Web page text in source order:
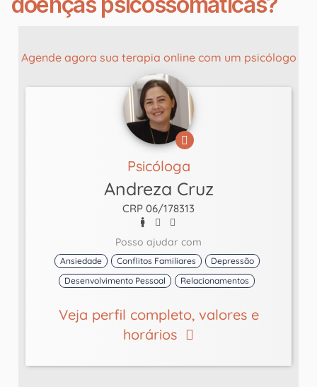
Agende agora sua terapia online com um psicólogo
Psicóloga
Andreza Cruz
CRP 06/178313
Posso ajudar com
Ansiedade Conflitos Familiares
Depressão
Desenvolvimento Pessoal
Relacionamentos
Veja perfil completo, valores e
horários